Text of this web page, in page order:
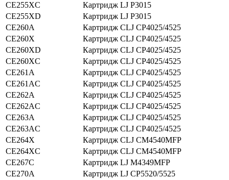
CE255XC
Картридж LJ P3015
CE255XD
Картридж LJ P3015
CE260A
Картридж CLJ CP4025/4525
CE260X
Картридж CLJ CP4025/4525
CE260XD
Картридж CLJ CP4025/4525
CE260XС
Картридж CLJ CP4025/4525
CE261A
Картридж CLJ CP4025/4525
CE261AC
Картридж CLJ CP4025/4525
CE262A
Картридж CLJ CP4025/4525
CE262AC
Картридж CLJ CP4025/4525
CE263A
Картридж CLJ CP4025/4525
CE263AC
Картридж CLJ CP4025/4525
CE264X
Картридж CLJ CM4540MFP
CE264XC
Картридж CLJ CM4540MFP
CE267C
Картридж LJ M4349MFP
CE270A
Картридж LJ CP5520/5525